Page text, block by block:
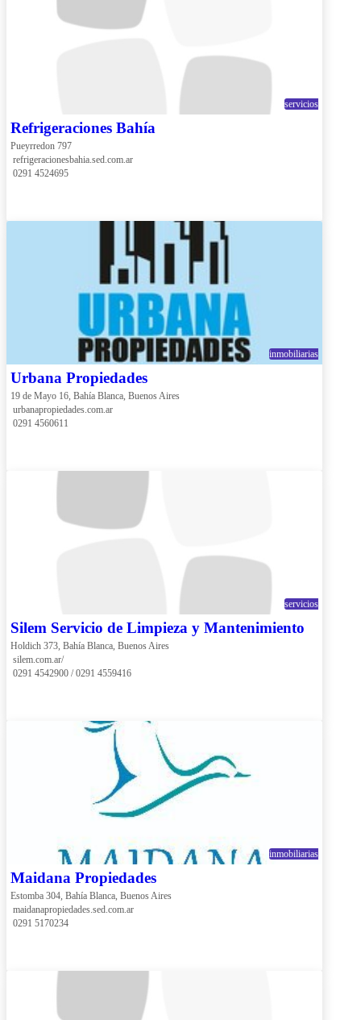
servicios
Refrigeraciones Bahía
Pueyrredon 797
refrigeracionesbahia.sed.com.ar
0291 4524695
inmobiliarias
Urbana Propiedades
19 de Mayo 16, Bahía Blanca, Buenos Aires
urbanapropiedades.com.ar
0291 4560611
servicios
Silem Servicio de Limpieza y Mantenimiento
Holdich 373, Bahía Blanca, Buenos Aires
silem.com.ar/
0291 4542900 / 0291 4559416
inmobiliarias
Maidana Propiedades
Estomba 304, Bahía Blanca, Buenos Aires
maidanapropiedades.sed.com.ar
0291 5170234